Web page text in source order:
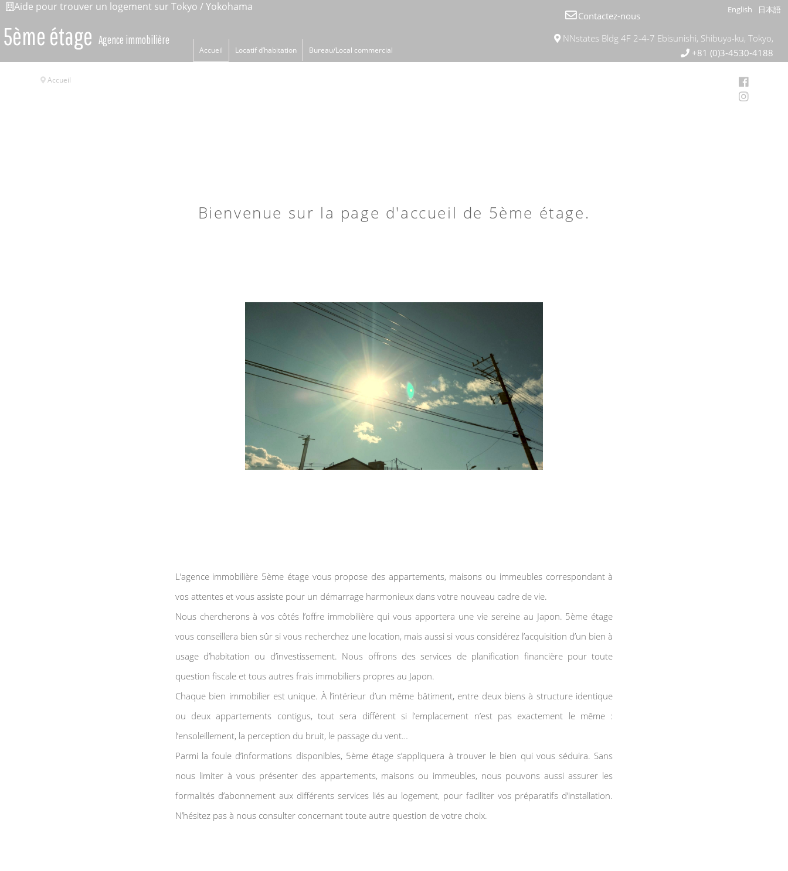
Aide pour trouver un logement sur Tokyo / Yokohama
5ème étage Agence immobilière
Accueil Locatif d’habitation Bureau/Local commercial
Contactez-nous
日本語
English
NNstates Bldg 4F 2-4-7 Ebisunishi, Shibuya-ku, Tokyo,
+81 (0)3-4530-4188
Accueil
Bienvenue sur la page d'accueil de 5ème étage.
L’agence immobilière 5ème étage vous propose des appartements, maisons ou immeubles correspondant à
vos attentes et vous assiste pour un démarrage harmonieux dans votre nouveau cadre de vie.
Nous chercherons à vos côtés l’offre immobilière qui vous apportera une vie sereine au Japon. 5ème étage
vous conseillera bien sûr si vous recherchez une location, mais aussi si vous considérez l’acquisition d’un bien à
usage d’habitation ou d’investissement. Nous offrons des services de planification financière pour toute
question fiscale et tous autres frais immobiliers propres au Japon.
Chaque bien immobilier est unique. À l’intérieur d’un même bâtiment, entre deux biens à structure identique
ou deux appartements contigus, tout sera différent si l’emplacement n’est pas exactement le même :
l’ensoleillement, la perception du bruit, le passage du vent…
Parmi la foule d’informations disponibles, 5ème étage s’appliquera à trouver le bien qui vous séduira. Sans
nous limiter à vous présenter des appartements, maisons ou immeubles, nous pouvons aussi assurer les
formalités d’abonnement aux différents services liés au logement, pour faciliter vos préparatifs d’installation.
N’hésitez pas à nous consulter concernant toute autre question de votre choix.